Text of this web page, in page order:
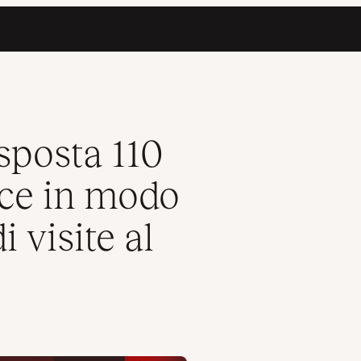
1,2 milioni di visite al mese
110
in modo
visite al